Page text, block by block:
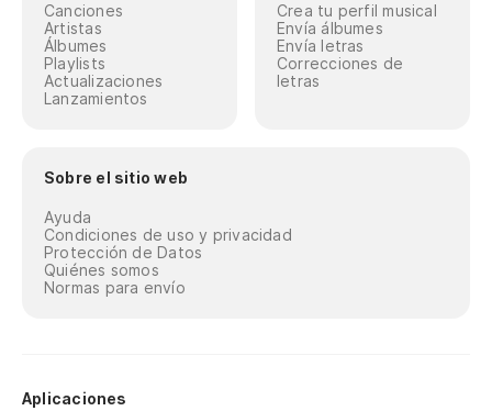
Canciones
Artistas
Álbumes
Playlists
Actualizaciones
Lanzamientos
Crea tu perfil musical
Envía álbumes
Envía letras
Correcciones de
letras
Sobre el sitio web
Ayuda
Condiciones de uso y privacidad
Protección de Datos
Quiénes somos
Normas para envío
Aplicaciones